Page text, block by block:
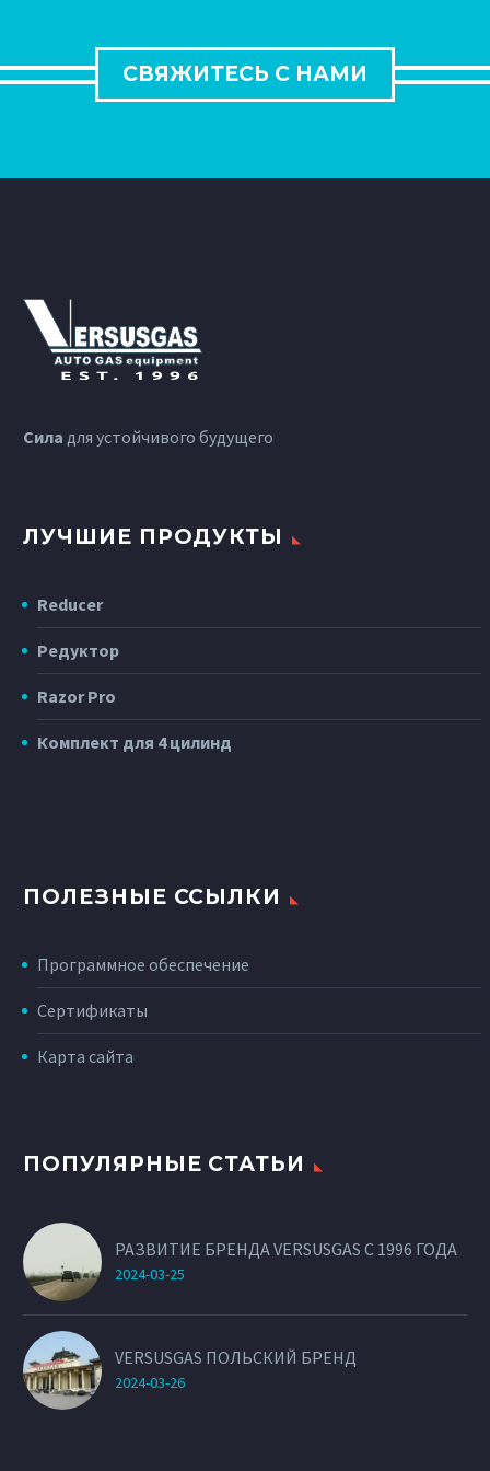
СВЯЖИТЕСЬ С НАМИ
Сила для устойчивого будущего
ЛУЧШИЕ ПРОДУКТЫ
Reducer
Редуктор
Razor Pro
Комплект для 4 цилинд
ПОЛЕЗНЫЕ ССЫЛКИ
Программное обеспечение
Сертификаты
Карта сайта
ПОПУЛЯРНЫЕ СТАТЬИ
РАЗВИТИЕ БРЕНДА VERSUSGAS С 1996 ГОДА
2024-03-25
VERSUSGAS ПОЛЬСКИЙ БРЕНД
2024-03-26